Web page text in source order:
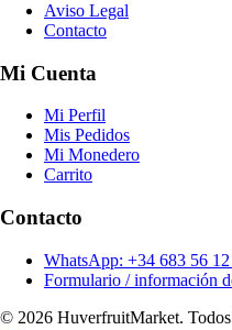
Aviso Legal
Contacto
Mi Cuenta
Mi Perfil
Mis Pedidos
Mi Monedero
Carrito
Contacto
WhatsApp: +34 683 56 12
Formulario / información
© 2026 HuverfruitMarket. Todos